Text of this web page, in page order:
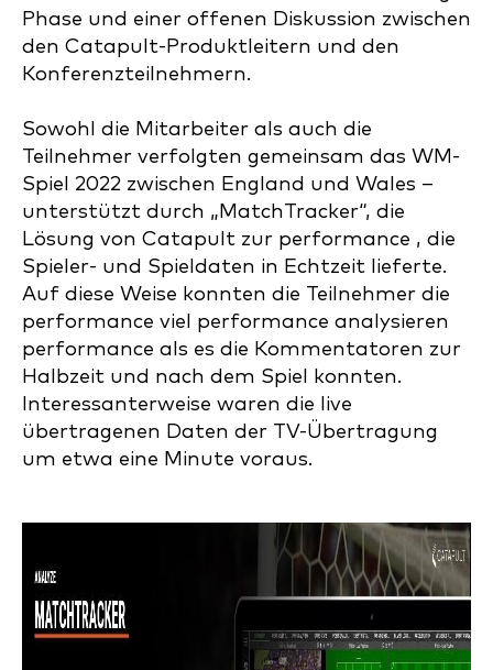
Phase und einer offenen Diskussion zwischen
den Catapult-Produktleitern und den
Konferenzteilnehmern.
Sowohl die Mitarbeiter als auch die
Teilnehmer verfolgten gemeinsam das WM-
Spiel 2022 zwischen England und Wales –
unterstützt durch „MatchTracker“, die
Lösung von Catapult zur performance , die
Spieler- und Spieldaten in Echtzeit lieferte.
Auf diese Weise konnten die Teilnehmer die
performance viel performance analysieren
performance als es die Kommentatoren zur
Halbzeit und nach dem Spiel konnten.
Interessanterweise waren die live
übertragenen Daten der TV-Übertragung
um etwa eine Minute voraus.